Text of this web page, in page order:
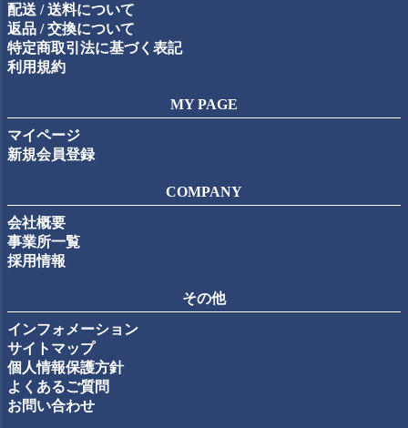
配送 / 送料について
返品 / 交換について
特定商取引法に基づく表記
利用規約
MY PAGE
マイページ
新規会員登録
COMPANY
会社概要
事業所一覧
採用情報
その他
インフォメーション
サイトマップ
個人情報保護方針
よくあるご質問
お問い合わせ